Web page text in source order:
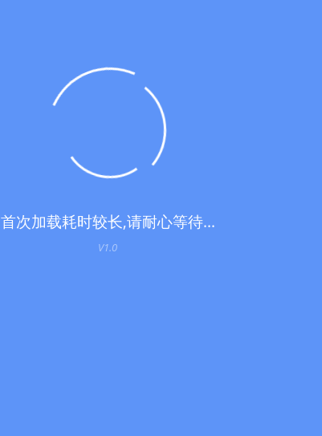
首次加载耗时较长,请耐心等待...
V1.0